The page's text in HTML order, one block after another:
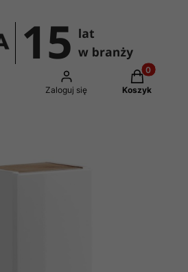
wyszukiwarkę
Zaloguj się
Produkty
Koszyk